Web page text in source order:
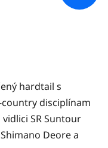
hardtail s
disciplínam
SR Suntour
Deore a